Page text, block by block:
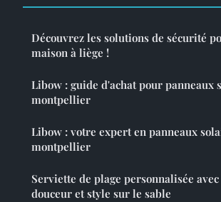
Découvrez les solutions de sécurité
maison à liège !
Libow : guide d'achat pour panneaux
montpellier
Libow : votre expert en panneaux
montpellier
Serviette de plage personnalisée
douceur et style sur le sable